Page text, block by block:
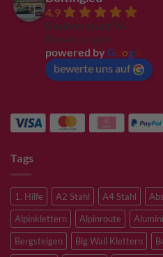
4.9
Basierend auf 94
Bewertungen
powered by G ogl
bewerte uns auf
Tags
1. Hilfe A2 Stahl A4 Stahl
Alpinklettern
Alpinroute
Bergsteigen
Big Wall Klettern